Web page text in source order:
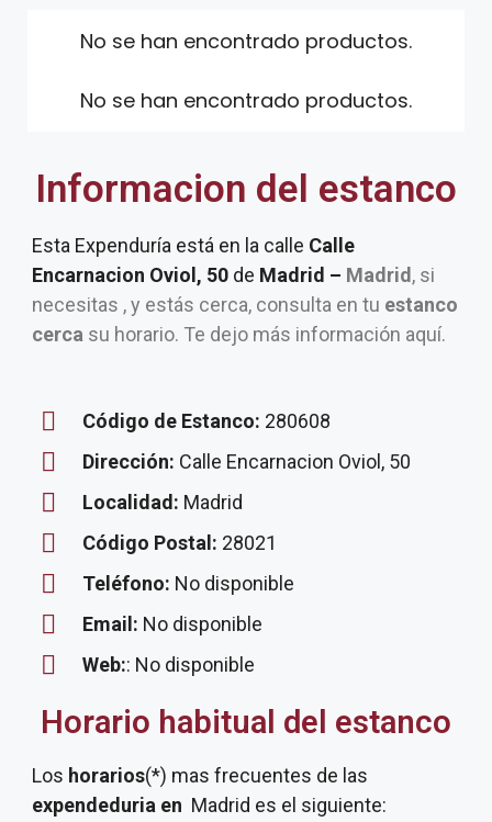
No se han encontrado productos.
No se han encontrado productos.
Informacion del estanco
Esta Expenduría está en la calle Calle
Encarnacion Oviol, 50 de Madrid – Madrid , si
necesitas , y estás cerca, consulta en tu estanco
cerca su horario. Te dejo más información aquí.
Código de Estanco: 280608
Dirección: Calle Encarnacion Oviol, 50
Localidad: Madrid
Código Postal: 28021
Teléfono: No disponible
Email: No disponible
Web:: No disponible
Horario habitual del estanco
Los horarios(*) mas frecuentes de las
expendeduria en Madrid es el siguiente: